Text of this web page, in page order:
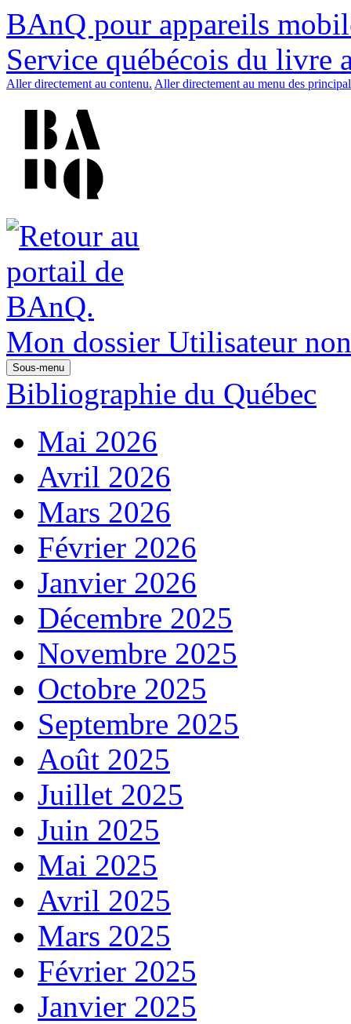
BAnQ pour appareils
Service québécois du livre
Aller directement au contenu. Aller directement au menu des
Mon dossier Utilisateur
Sous-menu
Bibliographie du Québec
Mai 2026
Avril 2026
Mars 2026
Février 2026
Janvier 2026
Décembre 2025
Novembre 2025
Octobre 2025
Septembre 2025
Août 2025
Juillet 2025
Juin 2025
Mai 2025
Avril 2025
Mars 2025
Février 2025
Janvier 2025